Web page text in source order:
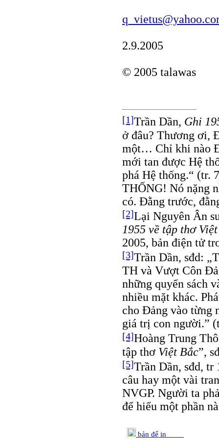
2.9.2005
© 2005 talawas
[1]Trần Dần, Ghi
ở đâu? Thương ơi,
một… Chỉ khi nào
mới tan được Hệ
phá Hệ thống.“ (tr.
THỐNG! Nó nặng
có. Đằng trước,
[2]Lại Nguyên Ân
1955 về tập thơ
2005, bản điện tử
[3]Trần Dần, sđd:
TH và Vượt Côn
những quyển sách
nhiều mặt khác.
cho Đảng vào từng
giá trị con người.”
[4]Hoàng Trung
tập thơ Việt Bắc”,
[5]Trần Dần, sđd,
câu hay một vài
NVGP. Người ta
để hiểu một phần
bản để in